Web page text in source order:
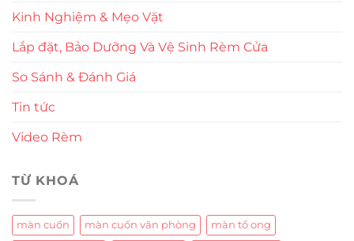
Kinh Nghiệm & Mẹo Vặt
Lắp đặt, Bảo Dưỡng Và Vệ Sinh Rèm Cửa
So Sánh & Đánh Giá
Tin tức
Video Rèm
TỪ KHOÁ
màn cuốn màn cuốn văn phòng màn tổ ong